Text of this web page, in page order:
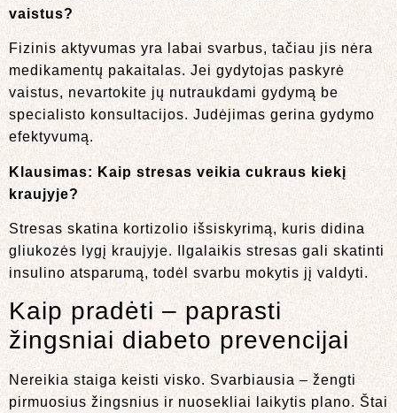
vaistus?
Fizinis aktyvumas yra labai svarbus, tačiau jis nėra
medikamentų pakaitalas. Jei gydytojas paskyrė
vaistus, nevartokite jų nutraukdami gydymą be
specialisto konsultacijos. Judėjimas gerina gydymo
efektyvumą.
Klausimas: Kaip stresas veikia cukraus kiekį
kraujyje?
Stresas skatina kortizolio išsiskyrimą, kuris didina
gliukozės lygį kraujyje. Ilgalaikis stresas gali skatinti
insulino atsparumą, todėl svarbu mokytis jį valdyti.
Kaip pradėti – paprasti
žingsniai diabeto prevencijai
Nereikia staiga keisti visko. Svarbiausia – žengti
pirmuosius žingsnius ir nuosekliai laikytis plano. Štai